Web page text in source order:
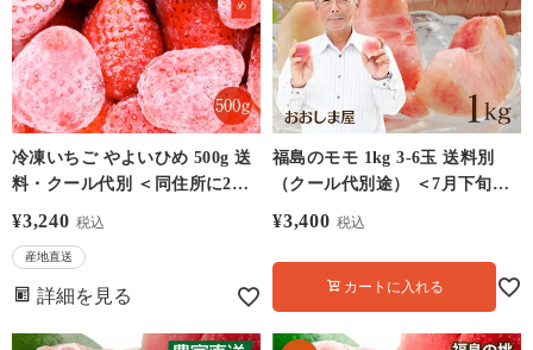
冷凍いちご やよいひめ 500g 送
料・クール代別 ＜同住所に2セ
ット以上で送料無料＞ ※直送の
国産 宮崎産 冷凍フルーツ スイ
ーツ お菓子作りに 果物 フルー
や
¥3,240 税込
産地直送
詳細を見る
福島のモモ 1kg 3-6玉 送料別
（クール代別途） ＜7月下旬よ
り順次出荷＞
¥3,400 税込
カートに入れる